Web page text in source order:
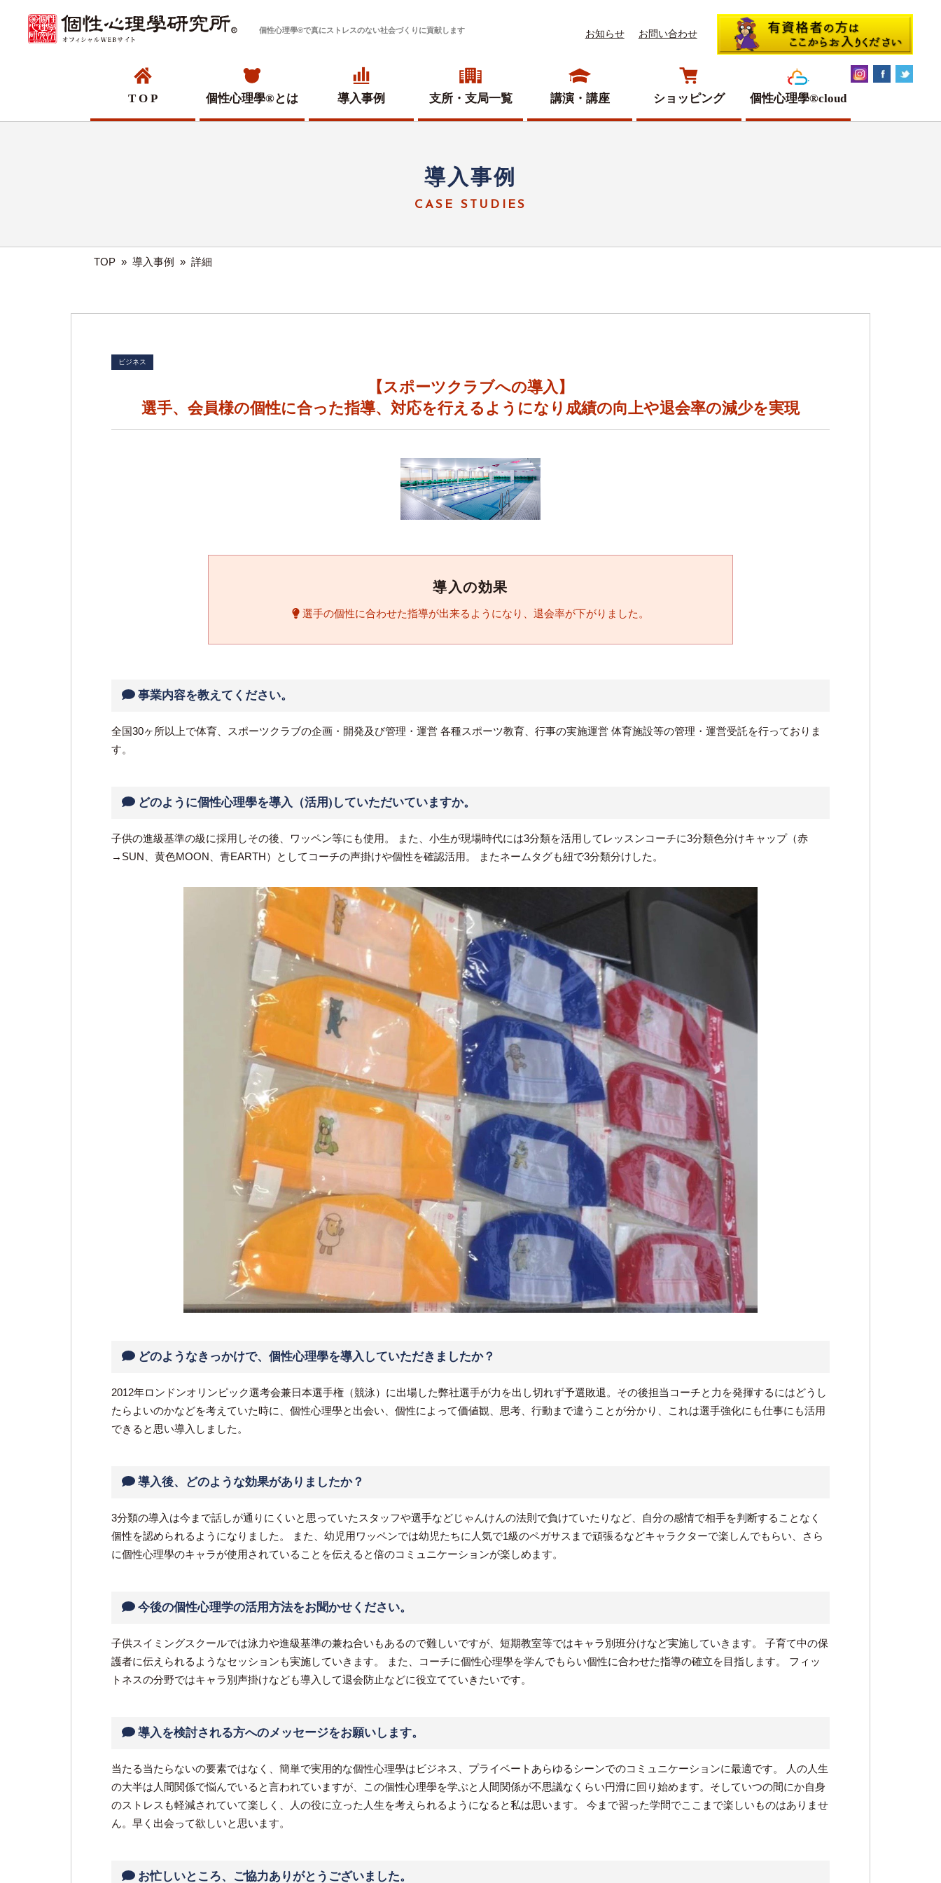
個性心理學®で真にストレスのない社会づくりに貢献します お知らせ お問い合わせ
T O P 個性心理學®とは 導入事例 支所・ 支局一覧 講演・講座 ショッピング 個性心理學®cloud
導入事例
CASE STUDIES
TOP » 導入事例 » 詳細
ビジネス
【スポーツクラブへの導入】
選手、会員様の個性に合った指導、対応を行えるようになり成績の向上や退会率の減少を実現
導入の効果
選手の個性に合わせた指導が出来るようになり、退会率が下がりました。
事業内容を教えてください。
全国30ヶ所以上で体育、スポーツクラブの企画・開発及び管理・運営 各種スポーツ教育、行事の実施運営 体育施設等の管理・運営受託を行っておりま
す。
どのように個性心理學を導入（活用)していただいていますか。
子供の進級基準の級に採用しその後、ワッペン等にも使用。 また、小生が現場時代には3分類を活用してレッスンコーチに3分類色分けキャップ（赤
→SUN、黄色MOON、青EARTH）としてコーチの声掛けや個性を確認活用。 またネームタグも紐で3分類分けした。
どのようなきっかけで、個性心理學を導入していただきましたか？
2012年ロンドンオリンピック選考会兼日本選手権（競泳）に出場した弊社選手が力を出し切れず予選敗退。その後担当コーチと力を発揮するにはどうし
たらよいのかなどを考えていた時に、個性心理學と出会い、個性によって価値観、思考、行動まで違うことが分かり、これは選手強化にも仕事にも活用
できると思い導入しました。
導入後、どのような効果がありましたか？
3分類の導入は今まで話しが通りにくいと思っていたスタッフや選手などじゃんけんの法則で負けていたりなど、自分の感情で相手を判断することなく
個性を認められるようになりました。 また、幼児用ワッペンでは幼児たちに人気で1級のペガサスまで頑張るなどキャラクターで楽しんでもらい、さら
に個性心理學のキャラが使用されていることを伝えると倍のコミュニケーションが楽しめます。
今後の個性心理学の活用方法をお聞かせください。
子供スイミングスクールでは泳力や進級基準の兼ね合いもあるので難しいですが、短期教室等ではキャラ別班分けなど実施していきます。 子育て中の保
護者に伝えられるようなセッションも実施していきます。 また、コーチに個性心理學を学んでもらい個性に合わせた指導の確立を目指します。 フィッ
トネスの分野ではキャラ別声掛けなども導入して退会防止などに役立てていきたいです。
導入を検討される方へのメッセージをお願いします。
当たる当たらないの要素ではなく、簡単で実用的な個性心理學はビジネス、プライベートあらゆるシーンでのコミュニケーションに最適です。 人の人生
の大半は人間関係で悩んでいると言われていますが、この個性心理學を学ぶと人間関係が不思議なくらい円滑に回り始めます。そしていつの間にか自身
のストレスも軽減されていて楽しく、人の役に立った人生を考えられるようになると私は思います。 今まで習った学問でここまで楽しいものはありませ
ん。早く出会って欲しいと思います。
お忙しいところ、ご協力ありがとうございました。